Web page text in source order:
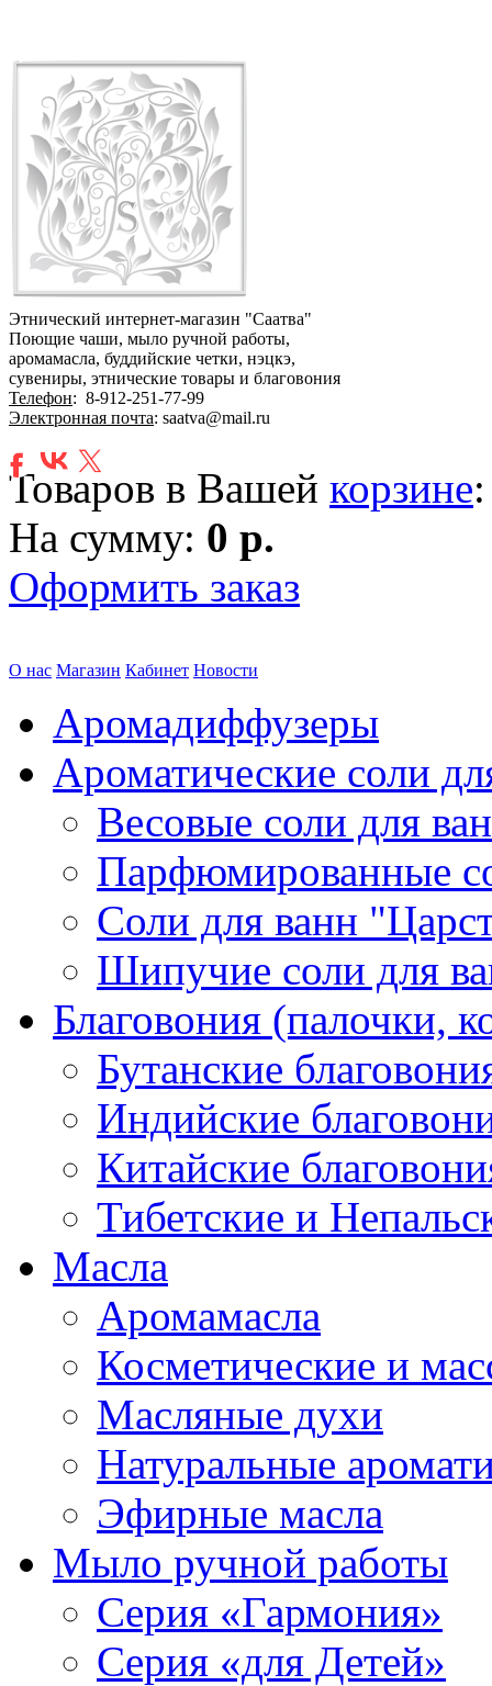
Этнический интернет-магазин "Саатва"
Поющие чаши, мыло ручной работы,
аромамасла, буддийские четки, нэцкэ,
сувениры, этнические товары и благовония
Телефон: 8-912-251-77-99
Электронная почта: saatva@mail.ru
Товаров в Вашей корзине
На сумму: 0 р.
Оформить заказ
О нас Магазин Кабинет Новости
Аромадиффузеры
Ароматические соли
Весовые соли для
Парфюмированные
Соли для ванн
Шипучие соли для
Благовония (палочки,
Бутанские
Индийские
Китайские
Тибетские и
Масла
Аромамасла
Косметические и
Масляные духи
Натуральные
Эфирные масла
Мыло ручной работы
Серия «Гармония»
Серия «для Детей»